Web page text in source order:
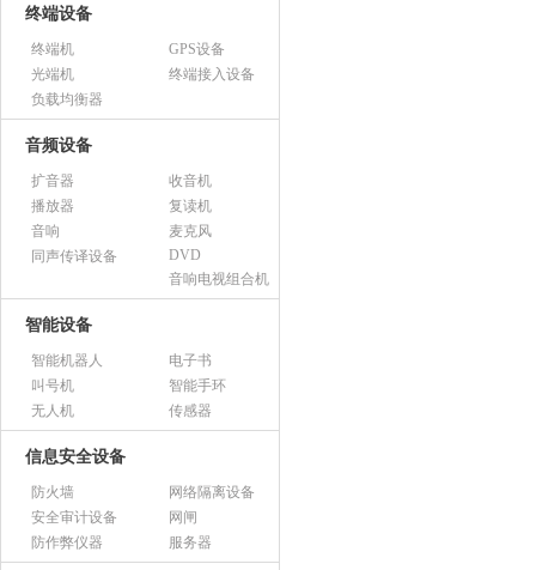
终端设备
终端机
GPS设备
光端机
终端接入设备
负载均衡器
音频设备
扩音器
收音机
播放器
复读机
音响
麦克风
同声传译设备
DVD
音响电视组合机
智能设备
智能机器人
电子书
叫号机
智能手环
无人机
传感器
信息安全设备
防火墙
网络隔离设备
安全审计设备
网闸
防作弊仪器
服务器